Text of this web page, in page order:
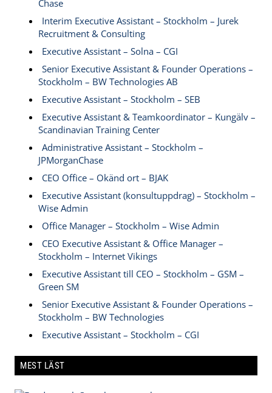
Chase
Interim Executive Assistant – Stockholm – Jurek
Recruitment & Consulting
Executive Assistant – Solna – CGI
Senior Executive Assistant & Founder Operations –
Stockholm – BW Technologies AB
Executive Assistant – Stockholm – SEB
Executive Assistant & Teamkoordinator – Kungälv –
Scandinavian Training Center
Administrative Assistant – Stockholm –
JPMorganChase
CEO Office – Okänd ort – BJAK
Executive Assistant (konsultuppdrag) – Stockholm –
Wise Admin
Office Manager – Stockholm – Wise Admin
CEO Executive Assistant & Office Manager –
Stockholm – Internet Vikings
Executive Assistant till CEO – Stockholm – GSM –
Green SM
Senior Executive Assistant & Founder Operations –
Stockholm – BW Technologies
Executive Assistant – Stockholm – CGI
MEST LÄST